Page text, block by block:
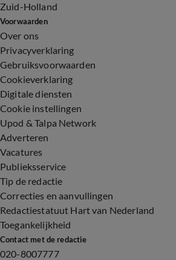
Zuid-Holland
Voorwaarden
Over ons
Privacyverklaring
Gebruiksvoorwaarden
Cookieverklaring
Digitale diensten
Cookie instellingen
Upod & Talpa Network
Adverteren
Vacatures
Publieksservice
Tip de redactie
Correcties en aanvullingen
Redactiestatuut Hart van Nederland
Toegankelijkheid
Contact met de redactie
020-8007777